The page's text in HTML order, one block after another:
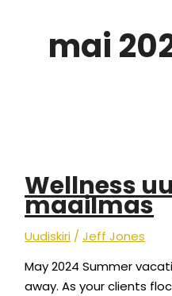
mai
Wellness
maailmas
Uudiskiri /Jeff Jones
May 2024 Summer
away. As your clients